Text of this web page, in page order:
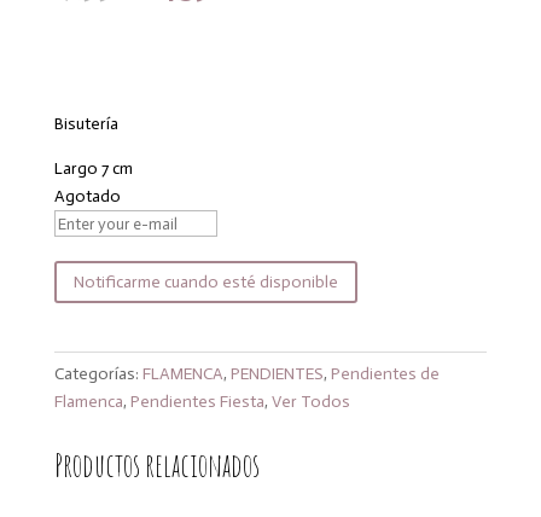
precio
Bisutería
Largo 7 cm
Agotado
Notificarme cuando esté disponible
Categorías: FLAMENCA, PENDIENTES, Pendientes de
Flamenca, Pendientes Fiesta, Ver Todos
Productos relacionados